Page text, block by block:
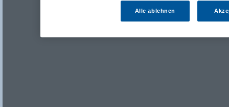
Alle ablehnen